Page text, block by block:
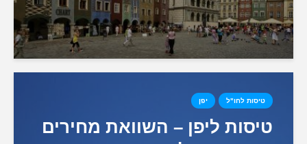
טיסות לחו"ל יפן
טיסות ליפן – השוואת מחירים